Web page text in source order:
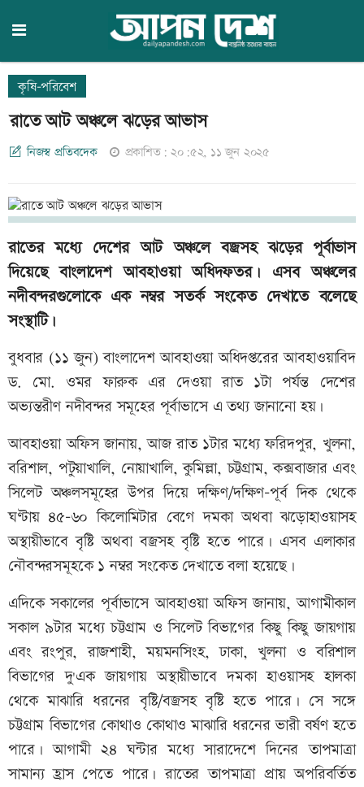
কৃষি-পরিবেশ
রাতে আট অঞ্চলে ঝড়ের আভাস
নিজস্ব প্রতিবদেক প্রকাশিত: ২০:৫২, ১১ জুন ২০২৫
রাতের মধ্যে দেশের আট অঞ্চলে বজ্রসহ ঝড়ের পূর্বাভাস
দিয়েছে বাংলাদেশ আবহাওয়া অধিদফতর। এসব অঞ্চলের
নদীবন্দরগুলোকে এক নম্বর সতর্ক সংকেত দেখাতে বলেছে
সংস্থাটি।
বুধবার (১১ জুন) বাংলাদেশ আবহাওয়া অধিদপ্তরের আবহাওয়াবিদ
ড. মো. ওমর ফারুক এর দেওয়া রাত ১টা পর্যন্ত দেশের
অভ্যন্তরীণ নদীবন্দর সমূহের পূর্বাভাসে এ তথ্য জানানো হয়।
আবহাওয়া অফিস জানায়, আজ রাত ১টার মধ্যে ফরিদপুর, খুলনা,
বরিশাল, পটুয়াখালি, নোয়াখালি, কুমিল্লা, চট্টগ্রাম, কক্সবাজার এবং
সিলেট অঞ্চলসমূহের উপর দিয়ে দক্ষিণ/দক্ষিণ-পূর্ব দিক থেকে
ঘণ্টায় ৪৫-৬০ কিলোমিটার বেগে দমকা অথবা ঝড়োহাওয়াসহ
অস্থায়ীভাবে বৃষ্টি অথবা বজ্রসহ বৃষ্টি হতে পারে। এসব এলাকার
নৌবন্দরসমূহকে ১ নম্বর সংকেত দেখাতে বলা হয়েছে।
এদিকে সকালের পূর্বাভাসে আবহাওয়া অফিস জানায়, আগামীকাল
সকাল ৯টার মধ্যে চট্টগ্রাম ও সিলেট বিভাগের কিছু কিছু জায়গায়
এবং রংপুর, রাজশাহী, ময়মনসিংহ, ঢাকা, খুলনা ও বরিশাল
বিভাগের দু'এক জায়গায় অস্থায়ীভাবে দমকা হাওয়াসহ হালকা
থেকে মাঝারি ধরনের বৃষ্টি/বজ্রসহ বৃষ্টি হতে পারে। সে সঙ্গে
চট্টগ্রাম বিভাগের কোথাও কোথাও মাঝারি ধরনের ভারী বর্ষণ হতে
পারে। আগামী ২৪ ঘন্টার মধ্যে সারাদেশে দিনের তাপমাত্রা
সামান্য হ্রাস পেতে পারে। রাতের তাপমাত্রা প্রায় অপরিবর্তিত